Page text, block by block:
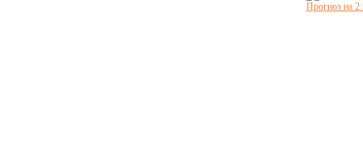
Прогноз на 2